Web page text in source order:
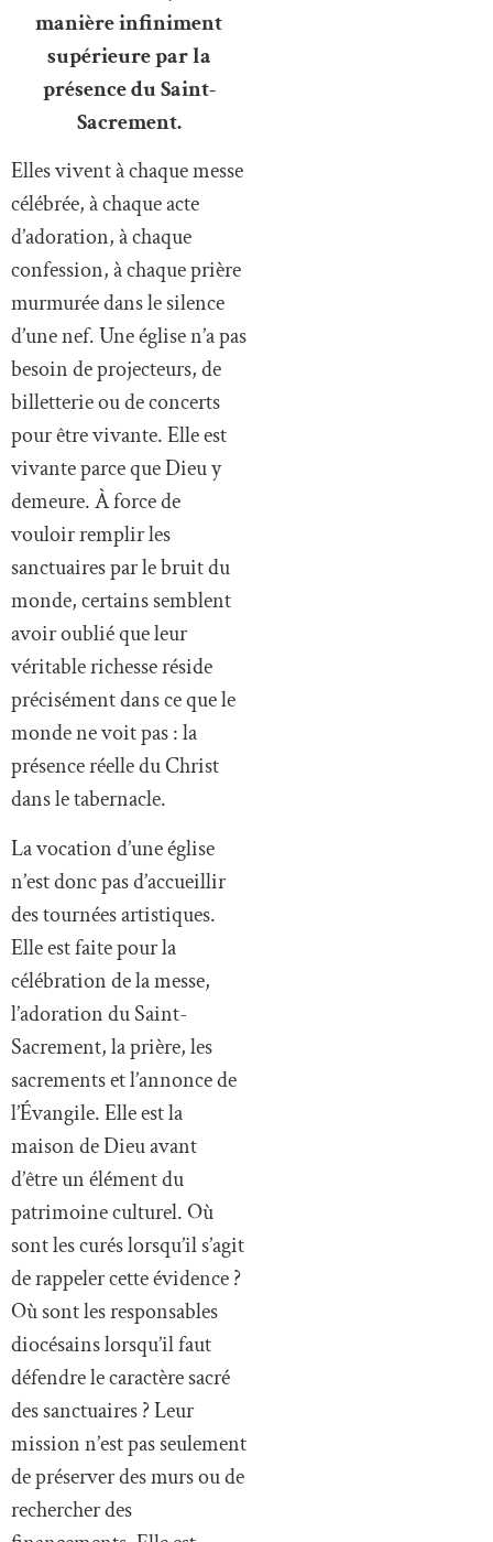
manière infiniment
supérieure par la
présence du Saint-
Sacrement.
Elles vivent à chaque messe
célébrée, à chaque acte
d’adoration, à chaque
confession, à chaque prière
murmurée dans le silence
d’une nef. Une église n’a pas
besoin de projecteurs, de
billetterie ou de concerts
pour être vivante. Elle est
vivante parce que Dieu y
demeure. À force de
vouloir remplir les
sanctuaires par le bruit du
monde, certains semblent
avoir oublié que leur
véritable richesse réside
précisément dans ce que le
monde ne voit pas : la
présence réelle du Christ
dans le tabernacle.
La vocation d’une église
n’est donc pas d’accueillir
des tournées artistiques.
Elle est faite pour la
célébration de la messe,
l’adoration du Saint-
Sacrement, la prière, les
sacrements et l’annonce de
l’Évangile. Elle est la
maison de Dieu avant
d’être un élément du
patrimoine culturel. Où
sont les curés lorsqu’il s’agit
de rappeler cette évidence ?
Où sont les responsables
diocésains lorsqu’il faut
défendre le caractère sacré
des sanctuaires ? Leur
mission n’est pas seulement
de préserver des murs ou de
rechercher des